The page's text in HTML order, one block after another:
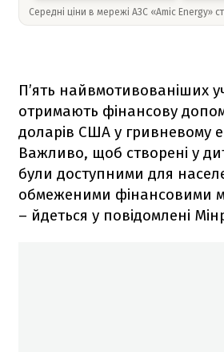
Середні ціни в мережі АЗС «Amic Energy»
П’ять найвмотивованіших
отримають фінансову
доларів США у гривневому
Важливо, щоб створені у
були доступними для
обмеженими фінансовими
– йдеться у повідомлені